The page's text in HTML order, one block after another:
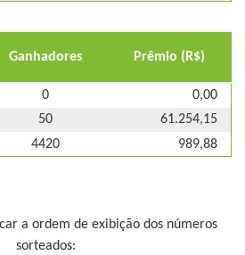
Ganhadores Prêmio (R$)
0
0,00
50
61.254,15
4420 989,88
a ordem de exibição dos números
sorteados: